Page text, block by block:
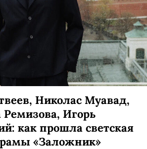
Николас Муавад,
Ремизова, Игорь
как прошла светская
«Заложник»